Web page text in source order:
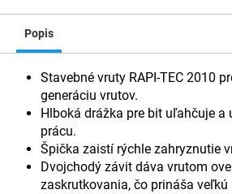
Popis
Stavebné vruty RAPI-TEC 2010
generáciu vrutov.
Hlboká drážka pre bit uľahčuje a
prácu.
Špička zaistí rýchle zahryznutie
Dvojchodý závit dáva vrutom
zaskrutkovania, čo prináša